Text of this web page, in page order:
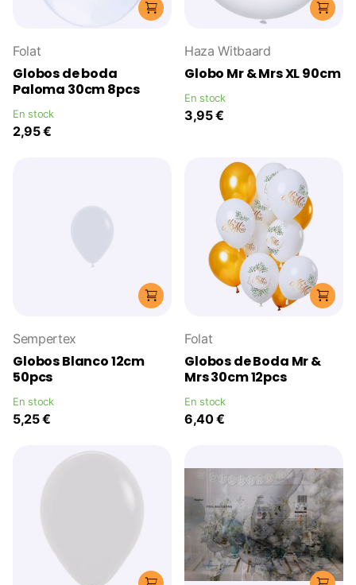
Folat
Globos de boda
Paloma 30cm 8pcs
En stock
2,95 €
Haza Witbaard
Globo Mr & Mrs XL 90cm
En stock
3,95 €
Sempertex
Globos Blanco 12cm
50pcs
En stock
5,25 €
Folat
Globos de Boda Mr &
Mrs 30cm 12pcs
En stock
6,40 €